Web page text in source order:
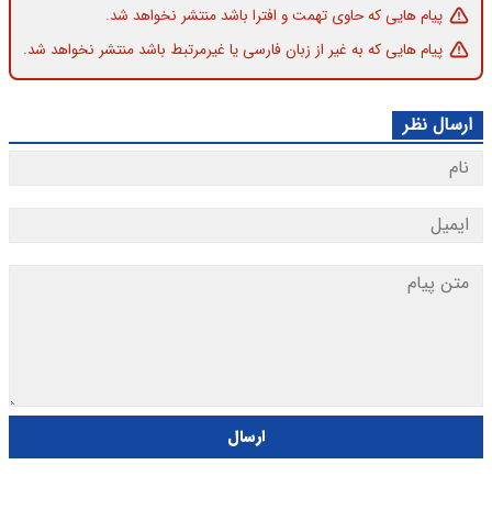
پیام هایی که حاوی تهمت و افترا باشد منتشر نخواهد شد.
پیام هایی که به غیر از زبان فارسی یا غیرمرتبط باشد منتشر نخواهد شد.
ارسال نظر
ارسال